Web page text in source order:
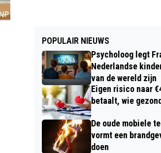
POPULAIR NIEUWS
Psycholoog legt
Nederlandse
van de wereld zijn
Eigen risico naar
betaalt, wie
De oude mobiele
vormt een
doen